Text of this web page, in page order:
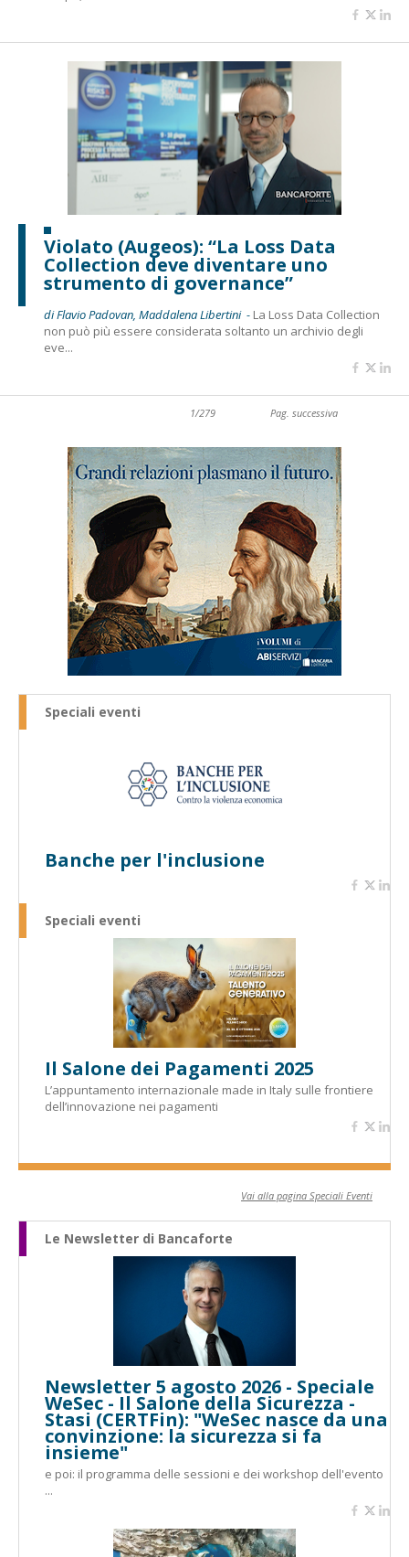
Violato (Augeos): “La Loss Data
Collection deve diventare uno
strumento di governance”
di Flavio Padovan, Maddalena Libertini - La Loss Data Collection
non può più essere considerata soltanto un archivio degli
eve...
1/279 Pag. successiva
Speciali eventi
Banche per l'inclusione
Speciali eventi
Il Salone dei Pagamenti 2025
L’appuntamento internazionale made in Italy sulle frontiere
dell’innovazione nei pagamenti
Vai alla pagina Speciali Eventi
Le Newsletter di Bancaforte
Newsletter 5 agosto 2026 - Speciale
WeSec - Il Salone della Sicurezza -
Stasi (CERTFin): "WeSec nasce da una
convinzione: la sicurezza si fa
insieme"
e poi: il programma delle sessioni e dei workshop dell'evento
...